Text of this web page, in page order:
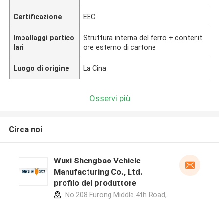
Certificazione EEC
Imballaggi partico
lari
Struttura interna del ferro + contenit
ore esterno di cartone
Luogo di origine La Cina
Osservi più
Circa noi
Wuxi Shengbao Vehicle
Manufacturing Co., Ltd.
profilo del produttore
No.208 Furong Middle 4th Road,